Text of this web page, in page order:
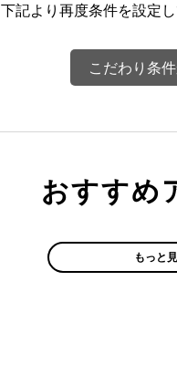
下記より再度条件を設定
こだわり条
おすすめ
もっと